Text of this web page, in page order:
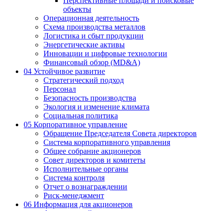
объекты
Операционная деятельность
Схема производства металлов
Логистика и сбыт продукции
Энергетические активы
Инновации и цифровые технологии
Финансовый обзор (MD&A)
04 Устойчивое развитие
Стратегический подход
Персонал
Безопасность производства
Экология и изменение климата
Социальная политика
05 Корпоративное управление
Обращение Председателя Совета директоров
Система корпоративного управления
Общее собрание акционеров
Совет директоров и комитеты
Исполнительные органы
Система контроля
Отчет о вознаграждении
Риск-менеджмент
06 Информация для акционеров